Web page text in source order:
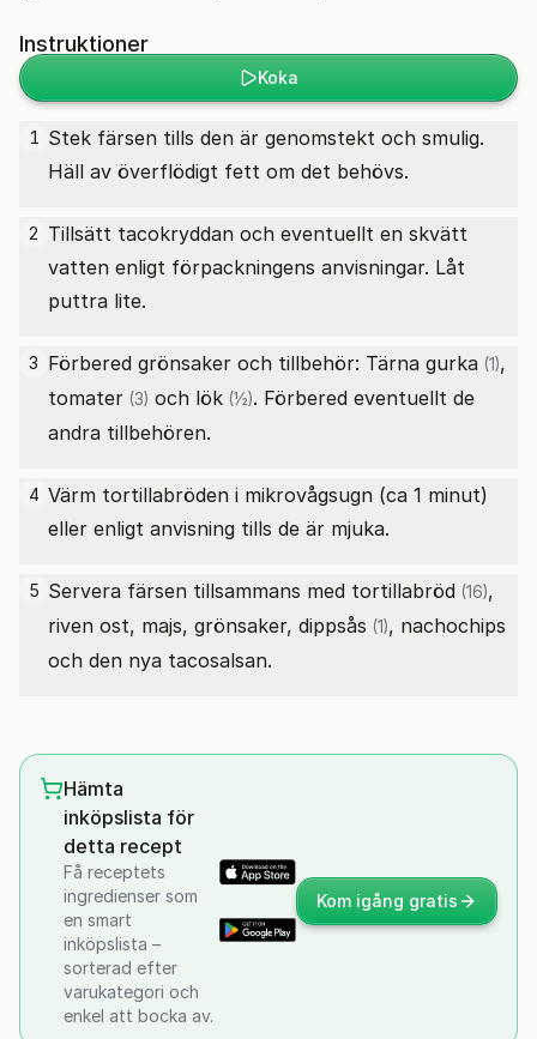
Instruktioner
Koka
1 Stek färsen tills den är genomstekt och smulig.
Häll av överflödigt fett om det behövs.
2 Tillsätt tacokryddan och eventuellt en skvätt
vatten enligt förpackningens anvisningar. Låt
puttra lite.
3 Förbered grönsaker och tillbehör: Tärna gurka (1),
tomater (3) och lök (½). Förbered eventuellt de
andra tillbehören.
4 Värm tortillabröden i mikrovågsugn (ca 1 minut)
eller enligt anvisning tills de är mjuka.
5 Servera färsen tillsammans med tortillabröd (16),
riven ost, majs, grönsaker, dippsås (1), nachochips
och den nya tacosalsan.
Hämta
inköpslista för
detta recept
Få receptets
ingredienser som
en smart
inköpslista –
sorterad efter
varukategori och
enkel att bocka av.
Kom igång gratis